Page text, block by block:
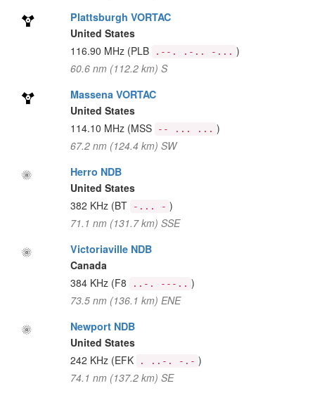
Plattsburgh VORTAC
United States
116.90 MHz (PLB .--. .-.. -... )
60.6 nm (112.2 km) S
Massena VORTAC
United States
114.10 MHz (MSS -- ... ... )
67.2 nm (124.4 km) SW
Herro NDB
United States
382 KHz (BT -... - )
71.1 nm (131.7 km) SSE
Victoriaville NDB
Canada
384 KHz (F8 ..-. ---.. )
73.5 nm (136.1 km) ENE
Newport NDB
United States
242 KHz (EFK . ..-. -.- )
74.1 nm (137.2 km) SE